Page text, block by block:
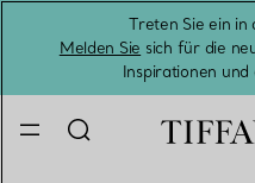
Treten Sie ein in
Melden Sie sich für die
Inspirationen und